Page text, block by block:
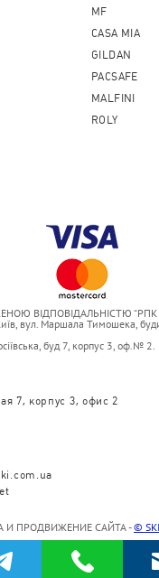
© 2006-2026 МИР
MF
CASA MIA
GILDAN
PACSAFE
MALFINI
ROLY
ВІДПОВІДАЛЬНІСТЮ
вул. Маршала Тимошека,
буд 7, корпус 3, оф.№ 2.
7, корпус 3, офис 2
И ПРОДВИЖЕНИЕ САЙТА -©